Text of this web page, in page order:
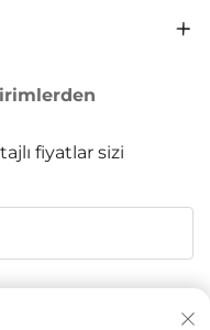
fiyatlar sizi